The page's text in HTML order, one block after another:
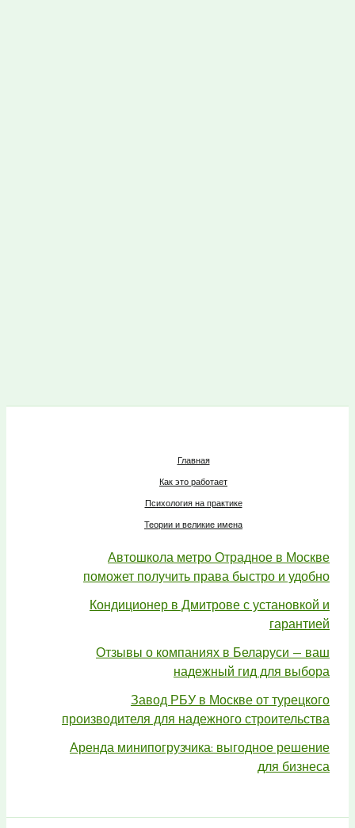
Главная
Как это работает
Психология на практике
Теории и великие имена
Автошкола метро Отрадное в Москве
поможет получить права быстро и удобно
Кондиционер в Дмитрове с установкой и
гарантией
Отзывы о компаниях в Беларуси — ваш
надежный гид для выбора
Завод РБУ в Москве от турецкого
производителя для надежного строительства
Аренда минипогрузчика: выгодное решение
для бизнеса